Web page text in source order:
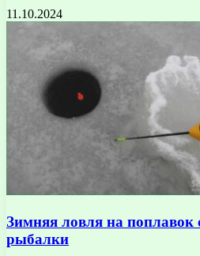
11.10.2024
Зимняя ловля на поплавок
рыбалки